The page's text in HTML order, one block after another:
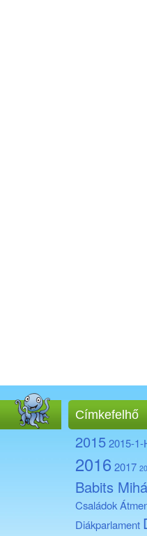
Címkefelhő
20152015-1-
2016 2017
Babits
Családok
Diákparlament